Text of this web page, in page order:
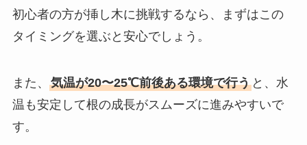
初心者の方が挿し木に挑戦するなら、まずはこの
タイミングを選ぶと安心でしょう。
また、 気温が20〜25℃前後ある環境で行うと、水
温も安定して根の成長がスムーズに進みやすいで
す。